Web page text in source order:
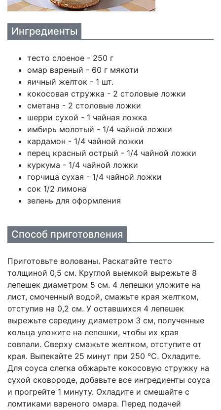
Ингредиенты
тесто слоеное - 250 г
омар вареный - 60 г мякоти
яичный желток - 1 шт.
кокосовая стружка - 2 столовые ложки
сметана - 2 столовые ложки
шерри сухой - 1 чайная ложка
имбирь молотый - 1/4 чайной ложки
кардамон - 1/4 чайной ложки
перец красный острый - 1/4 чайной ложки
куркума - 1/4 чайной ложки
горчица сухая - 1/4 чайной ложки
сок 1/2 лимона
зелень для оформления
Способ приготовления
Приготовьте волованы. Раскатайте тесто
толщиной 0,5 см. Круглой выемкой вырежьте 8
лепешек диаметром 5 см. 4 лепешки уложите на
лист, смоченный водой, смажьте края желтком,
отступив на 0,2 см. У оставшихся 4 лепешек
вырежьте середину диаметром 3 см, полученные
кольца уложите на лепешки, чтобы их края
совпали. Сверху смажьте желтком, отступите от
края. Выпекайте 25 минут при 250 °С. Охладите.
Для соуса слегка обжарьте кокосовую стружку на
сухой сковороде, добавьте все ингредиенты соуса
и прогрейте 1 минуту. Охладите и смешайте с
ломтиками вареного омара. Перед подачей